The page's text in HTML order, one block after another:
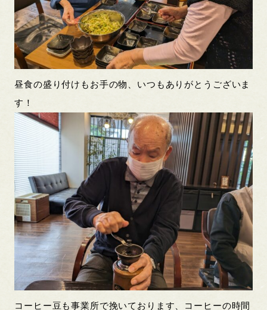
昼食の盛り付けもお手の物、いつもありがとうございま
す！
コーヒー豆も事業所で挽いております、コーヒーの時間